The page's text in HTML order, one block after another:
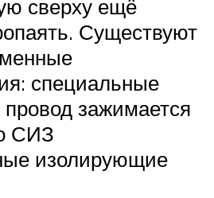
сверху ещё
Существуют
специальные
провод зажимается
СИЗ
изолирующие